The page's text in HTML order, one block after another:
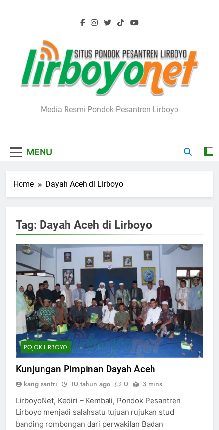
Lirboyo.net
Media Resmi Pondok Pesantren Lirboyo
MENU
Home Dayah Aceh di Lirboyo
Tag: Dayah Aceh di Lirboyo
POJOK LIRBOYO
Kunjungan Pimpinan Dayah Aceh
kang santri 10 tahun ago 0 3 mins
LirboyoNet, Kediri – Kembali, Pondok Pesantren
Lirboyo menjadi salahsatu tujuan rujukan studi
banding rombongan dari perwakilan Badan